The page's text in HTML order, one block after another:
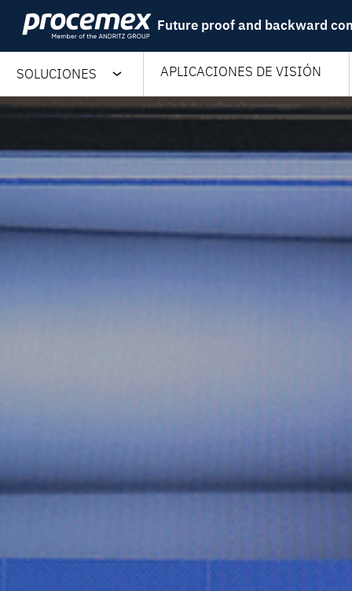
Skip
content
Future proof and backward
SOLUCIONES APLICACIONES DE VISIÓN